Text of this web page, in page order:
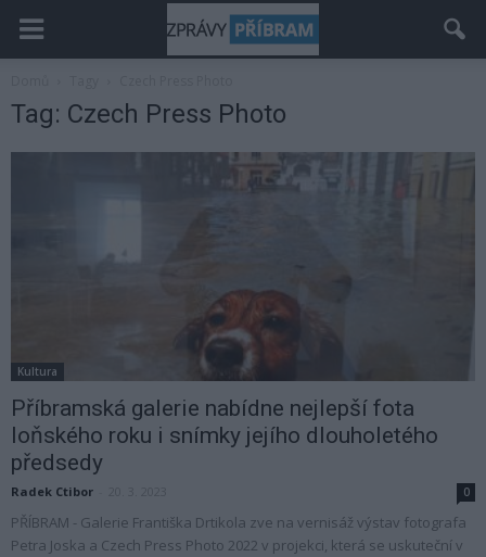
Tag: Czech Press Photo
Kultura
Příbramská galerie nabídne nejlepší fota
loňského roku i snímky jejího dlouholetého
předsedy
Radek Ctibor 0
PŘÍBRAM - Galerie Františka Drtikola zve na vernisáž výstav fotografa
Petra Joska a Czech Press Photo 2022 v projekci, která se uskuteční v